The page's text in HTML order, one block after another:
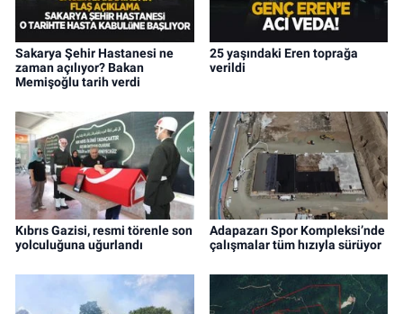
Sakarya Şehir Hastanesi ne
zaman açılıyor? Bakan
Memişoğlu tarih verdi
25 yaşındaki Eren toprağa
verildi
Kıbrıs Gazisi, resmi törenle son
yolculuğuna uğurlandı
Adapazarı Spor Kompleksi’nde
çalışmalar tüm hızıyla sürüyor